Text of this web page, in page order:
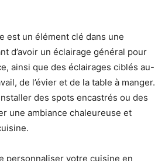
est un élément clé dans une
d’avoir un éclairage général pour
ainsi que des éclairages ciblés au-
de l’évier et de la table à manger.
des spots encastrés ou des
une ambiance chaleureuse et
personnaliser votre cuisine en